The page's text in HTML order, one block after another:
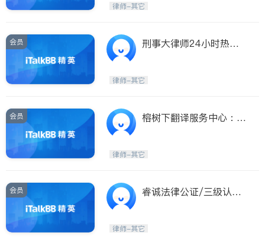
律师-其它
会员
刑事大律师24小时热线
律师-其它
会员
榕树下翻译服务中心：英
律师-其它
会员
睿诚法律公证/三级认证/
书/
律师-其它